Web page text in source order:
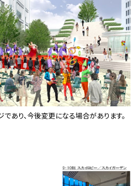
あり、今後変更になる場合があります。